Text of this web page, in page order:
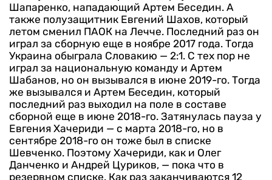
Шапаренко, нападающий Артем Беседин. А
также полузащитник Евгений Шахов, который
летом сменил ПАОК на Лечче. Последний раз он
играл за сборную еще в ноябре 2017 года. Тогда
Украина обыграла Словакию — 2:1. С тех пор не
играл за национальную команду и Артем
Шабанов, но он вызывался в июне 2019-го. Тогда
же вызывался и Артем Беседин, который
последний раз выходил на поле в составе
сборной еще в июне 2018-го. Затянулась пауза у
Евгения Хачериди — с марта 2018-го, но в
сентябре 2018-го он тоже был в списке
Шевченко. Поэтому Хачериди, как и Олег
Данченко и Андрей Цуриков, — пока что в
резервном списке. Как раз заканчиваются 12